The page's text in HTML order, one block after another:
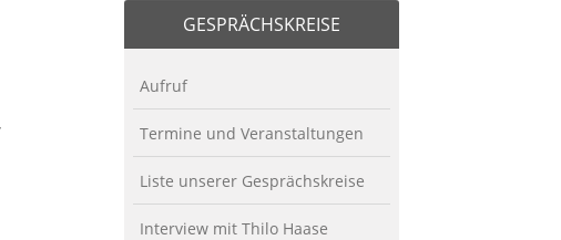
GESPRÄCHSKREISE
Aufruf
Termine und Veranstaltungen
Liste unserer Gesprächskreise
Interview mit Thilo Haase